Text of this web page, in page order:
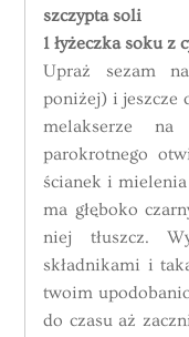
szczypta soli
1 łyżeczka soku z
Upraż sezamna
poniżej) i jeszcze
melakserze na
parokrotnego
ścianek i
ma głęboko
niej tłuszcz.
składnikami i
twoim
do czasu aż